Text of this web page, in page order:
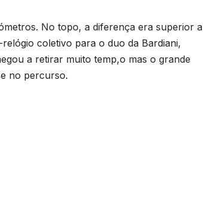
No topo, a diferença era superior a
coletivo para o duo da Bardiani,
a retirar muito temp,o mas o grande
no percurso.